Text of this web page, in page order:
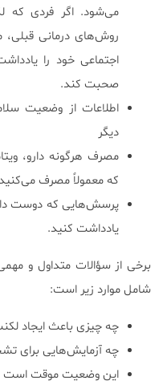
می‌شود. اگر فردی که
روش‌های درمانی قبلی،
اجتماعی خود را
صحبت کند.
اطلاعات از وضعیت
دیگر
مصرف هرگونه دارو،
که معمولاً مصرف
پرسش‌هایی که دوست
یادداشت کنید.
برخی از سؤالات متداول و
شامل موارد زیر است:
چه چیزی باعث ایجاد
چه آزمایش‌هایی برای
این وضعیت موقت است یا